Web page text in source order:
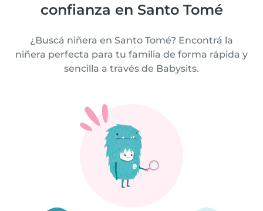
confianza en Santo Tomé
¿Buscá niñera en Santo Tomé? Encontrá la
niñera perfecta para tu familia de forma rápida y
sencilla a través de Babysits.